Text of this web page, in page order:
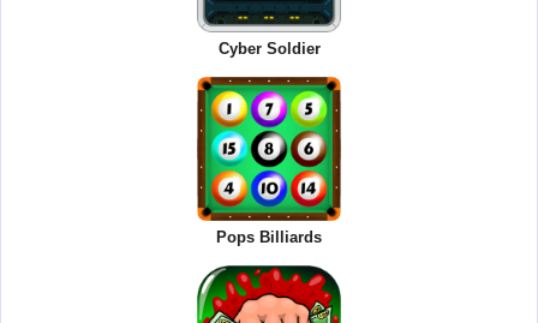
Cyber Soldier
Pops Billiards